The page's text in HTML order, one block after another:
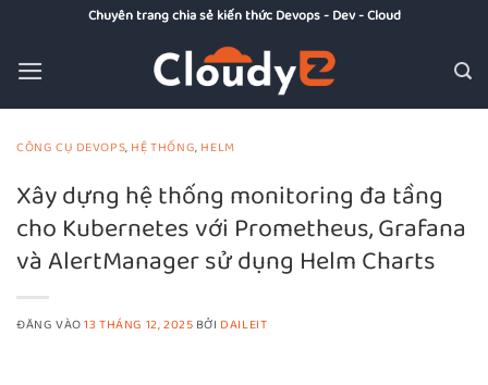
nội
Chuyên trang chia sẻ kiến thức Devops - Dev - Cloud
CÔNG CỤ DEVOPS, HỆ THỐNG, HELM
Xây dựng hệ thống monitoring đa tầng
cho Kubernetes với Prometheus, Grafana
và AlertManager sử dụng Helm Charts
ĐĂNG VÀO13 THÁNG 12, 2025 BỞI DAILEIT